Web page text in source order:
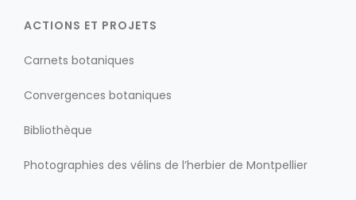
ACTIONS ET PROJETS
Carnets botaniques
Convergences botaniques
Bibliothèque
Photographies des vélins de l’herbier de Montpellier